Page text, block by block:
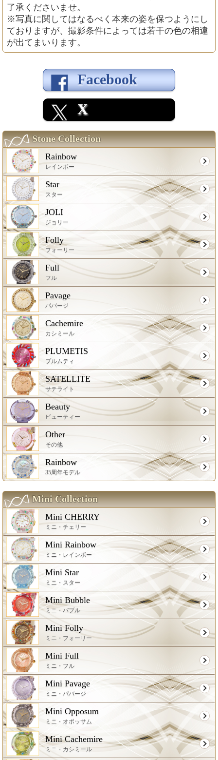
了承くださいませ。
※写真に関してはなるべく本来の姿を保つようにし
ておりますが、撮影条件によっては若干の色の相違
が出てまいります。
Facebook
X
Stone Collection
Rainbow
レインボー
Star
スター
JOLI
ジョリー
Folly
フォーリー
Full
フル
Pavage
パバージ
Cachemire
カシミール
PLUMETIS
プルムティ
SATELLITE
サテライト
Beauty
ビューティー
Other
その他
Rainbow
35周年モデル
Mini Collection
Mini CHERRY
ミニ・チェリー
Mini Rainbow
ミニ・レインボー
Mini Star
ミニ・スター
Mini Bubble
ミニ・バブル
Mini Folly
ミニ・フォーリー
Mini Full
ミニ・フル
Mini Pavage
ミニ・パバージ
Mini Opposum
ミニ・オポッサム
Mini Cachemire
ミニ・カシミール